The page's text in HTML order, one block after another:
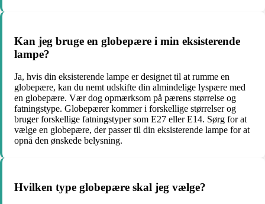
Kan jeg bruge en globepære i min eksisterende
lampe?
Ja, hvis din eksisterende lampe er designet til at rumme en
globepære, kan du nemt udskifte din almindelige lyspære med
en globepære. Vær dog opmærksom på pærens størrelse og
fatningstype. Globepærer kommer i forskellige størrelser og
bruger forskellige fatningstyper som E27 eller E14. Sørg for at
vælge en globepære, der passer til din eksisterende lampe for at
opnå den ønskede belysning.
Hvilken type globepære skal jeg vælge?